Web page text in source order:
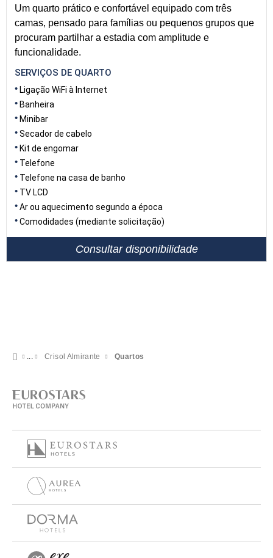
Um quarto prático e confortável equipado com três
camas, pensado para famílias ou pequenos grupos que
procuram partilhar a estadia com amplitude e
funcionalidade.
SERVIÇOS DE QUARTO
Ligação WiFi à Internet
Banheira
Minibar
Secador de cabelo
Kit de engomar
Telefone
Telefone na casa de banho
TV LCD
Ar ou aquecimento segundo a época
Comodidades (mediante solicitação)
Consultar disponibilidade
Crisol Almirante Quartos